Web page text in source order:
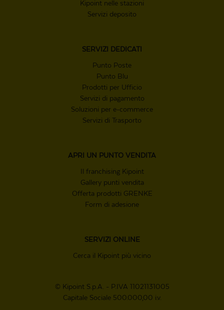
Kipoint nelle stazioni
Servizi deposito
SERVIZI
DEDICATI
Punto Poste
Punto Blu
Prodotti per Ufficio
Servizi di pagamento
Soluzioni per e-commerce
Servizi di Trasporto
APRI UN
PUNTO VENDITA
Il franchising Kipoint
Gallery punti vendita
Offerta prodotti GRENKE
Form di adesione
SERVIZI ONLINE
Cerca il Kipoint più vicino
© Kipoint S.p.A. - P.IVA 11021131005
Capitale Sociale 500.000,00 i.v.